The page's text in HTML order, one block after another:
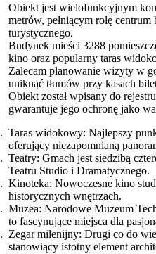
Obiekt jest wielofunkcyjnym
metrów, pełniącym rolę
turystycznego.
Budynek mieści 3288
kino oraz popularny taras
Zalecam planowanie wizyty w
uniknąć tłumów przy kasach
Obiekt został wpisany do
gwarantuje jego ochronę jako
Taras widokowy: Najlepszy
oferujący niezapomnianą
Teatry: Gmach jest siedzibą
Teatru Studio i Dramatycznego.
Kinoteka: Nowoczesne kino
historycznych wnętrzach.
Muzea: Narodowe Muzeum
to fascynujące miejsca dla
Zegar milenijny: Drugi co do
stanowiący istotny element